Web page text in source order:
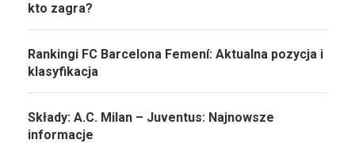
kto zagra?
Rankingi FC Barcelona Femení: Aktualna pozycja i
klasyfikacja
Składy: A.C. Milan – Juventus: Najnowsze
informacje